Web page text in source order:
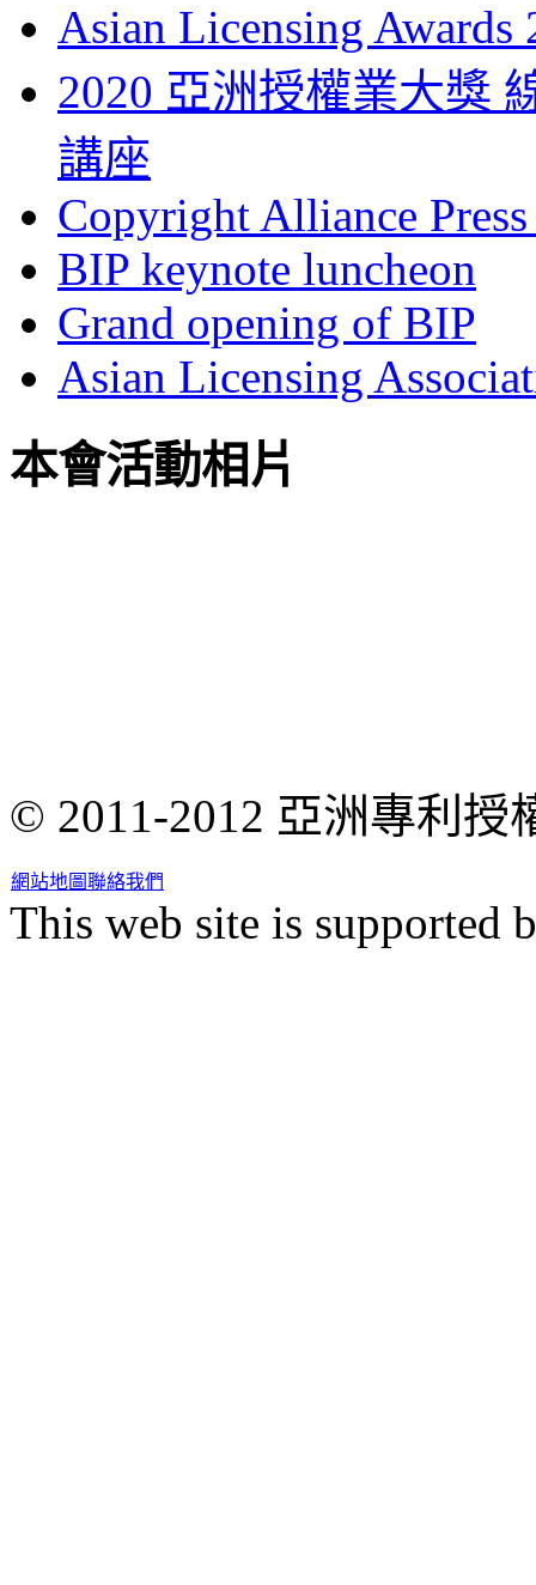
Asian Licensing Awards
2020 亞洲授權業大獎
講座
Copyright Alliance
BIP keynote luncheon
Grand opening of BIP
Asian Licensing
本會活動相片
© 2011-2012 亞洲專利
網站地圖聯絡我們
This web site is supported